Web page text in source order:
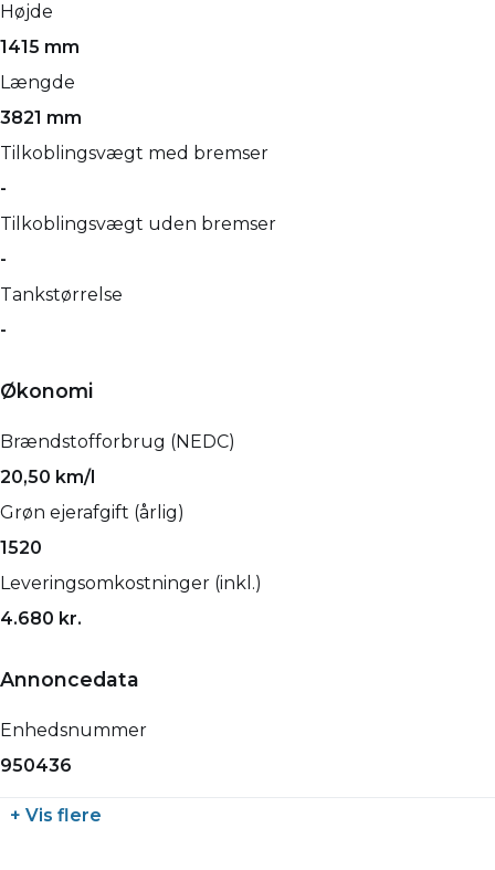
Højde
1415 mm
Længde
3821 mm
Tilkoblingsvægt med bremser
-
Tilkoblingsvægt uden bremser
-
Tankstørrelse
-
Økonomi
Brændstofforbrug (NEDC)
20,50 km/l
Grøn ejerafgift (årlig)
1520
Leveringsomkostninger (inkl.)
4.680 kr.
Annoncedata
Enhedsnummer
950436
+ Vis flere